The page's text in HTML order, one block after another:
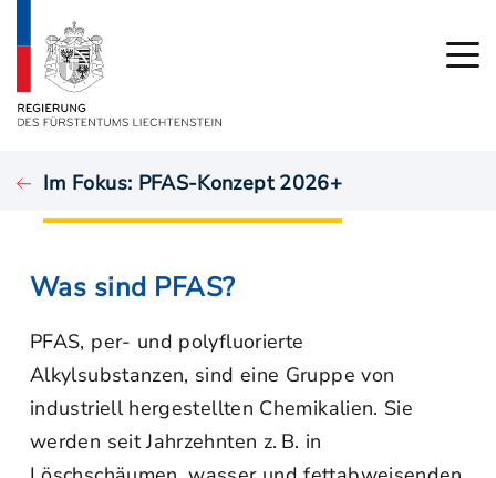
Im Fokus: PFAS-Konzept 2026+
Was sind PFAS?
PFAS, per- und polyfluorierte
Alkylsubstanzen, sind eine Gruppe von
industriell hergestellten Chemikalien. Sie
werden seit Jahrzehnten z. B. in